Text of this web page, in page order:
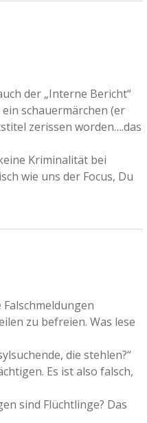
der „Interne Bericht“
schauermärchen (er
zerissen worden….das
Kriminalität bei
wie uns der Focus, Du
zu befreien. Was lese
die stehlen?“
Es ist also falsch,
sind Flüchtlinge? Das